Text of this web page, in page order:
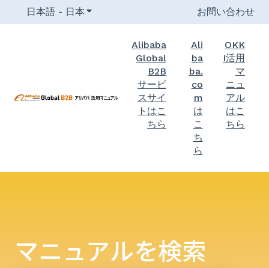
日本語 - 日本 翻訳のサブメニューを表示お問い合わせ
Alibaba
Global
B2B
サービ
スサイ
トはこ
ちら
Ali
ba
ba.
co
m
は
こ
ち
ら
OKK
I活用
マ
ニュ
アル
はこ
ちら
マニュアルを検索